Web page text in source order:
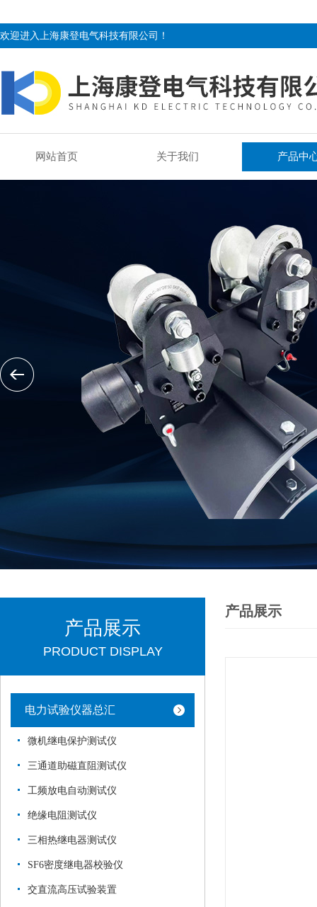
欢迎进入上海康登电气科技有限公司！
网站首页 关于我们 产品中
产品展示
PRODUCT DISPLAY
电力试验仪器总汇
微机继电保护测试仪
三通道助磁直阻测试仪
工频放电自动测试仪
绝缘电阻测试仪
三相热继电器测试仪
SF6密度继电器校验仪
交直流高压试验装置
产品展示